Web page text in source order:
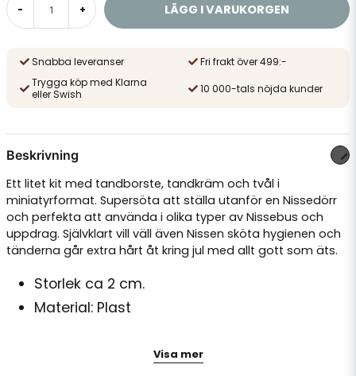
- + LÄGG I VARUKORGEN
Snabba leveranser
Fri frakt över 499:-
Trygga köp med Klarna
eller Swish
10 000-tals nöjda kunder
Beskrivning
Ett litet kit med tandborste, tandkräm och tvål i
miniatyrformat. Supersöta att ställa utanför en Nissedörr
och perfekta att använda i olika typer av Nissebus och
uppdrag. Självklart vill väll även Nissen sköta hygienen och
tänderna går extra hårt åt kring jul med allt gott som äts.
Storlek ca 2 cm.
Material: Plast
att Nissen uppmanar barnen att borsta tänderna. Låt
Visa mer